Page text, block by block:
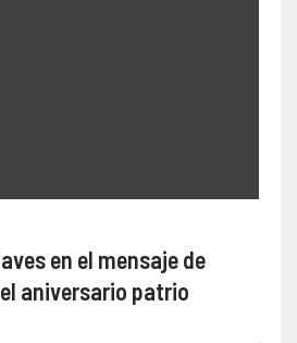
en el mensaje de
aniversario patrio